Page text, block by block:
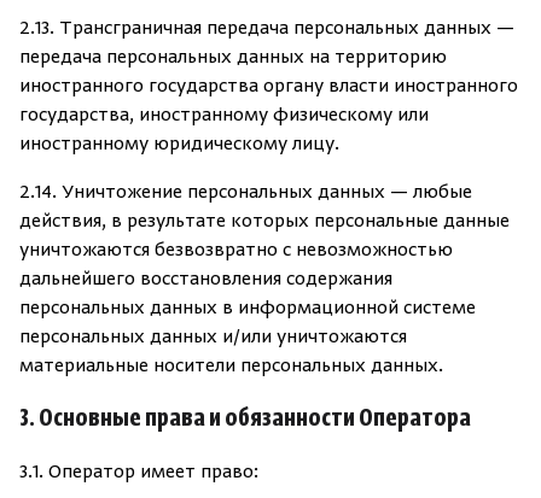
2.13. Трансграничная передача персональных данных —
передача персональных данных на территорию
иностранного государства органу власти иностранного
государства, иностранному физическому или
иностранному юридическому лицу.
2.14. Уничтожение персональных данных — любые
действия, в результате которых персональные данные
уничтожаются безвозвратно с невозможностью
дальнейшего восстановления содержания
персональных данных в информационной системе
персональных данных и/или уничтожаются
материальные носители персональных данных.
3. Основные права и обязанности Оператора
3.1. Оператор имеет право: